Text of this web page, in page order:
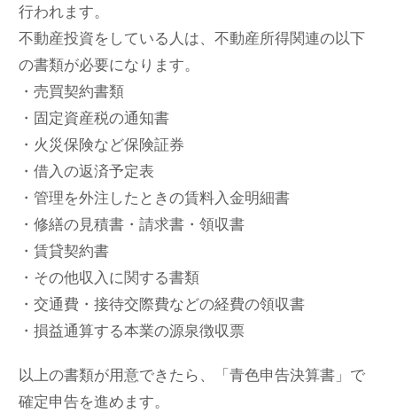
行われます。
不動産投資をしている人は、不動産所得関連の以下
の書類が必要になります。
・売買契約書類
・固定資産税の通知書
・火災保険など保険証券
・借入の返済予定表
・管理を外注したときの賃料入金明細書
・修繕の見積書・請求書・領収書
・賃貸契約書
・その他収入に関する書類
・交通費・接待交際費などの経費の領収書
・損益通算する本業の源泉徴収票
以上の書類が用意できたら、「青色申告決算書」で
確定申告を進めます。